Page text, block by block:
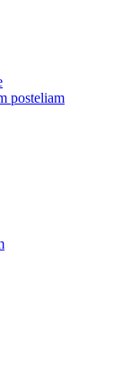
posteliam